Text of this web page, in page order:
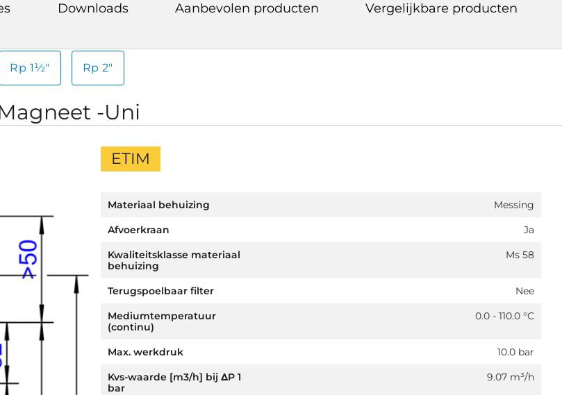
Downloads Aanbevolen producten Vergelijkbare producten
Rp 1½" Rp 2"
-Uni
ETIM
Materiaal behuizing
Messing
Afvoerkraan
Ja
Kwaliteitsklasse materiaal
behuizing
Ms 58
Terugspoelbaar filter
Nee
Mediumtemperatuur
(continu)
0.0 - 110.0 °C
Max. werkdruk
10.0 bar
Kvs-waarde [m3/h] bij ΔP 1
bar
9.07 m³/h